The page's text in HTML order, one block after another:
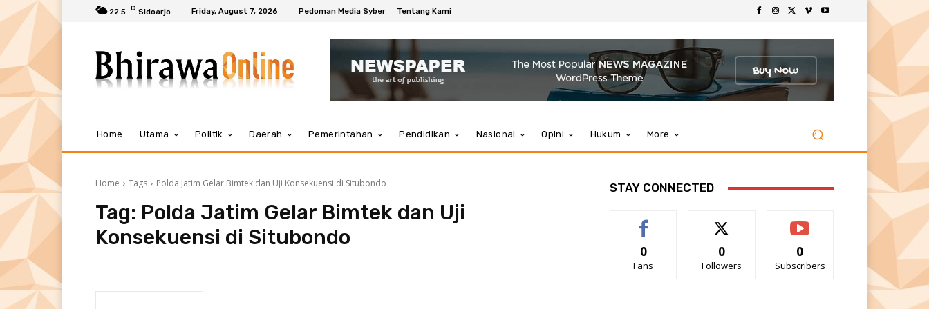
22.5 C Sidoarjo Friday, August 7, 2026 Pedoman Media Syber Tentang Kami
Home Utama Politik Daerah Pemerintahan Pendidikan Nasional Opini Hukum More
Home Tags Polda Jatim Gelar Bimtek dan Uji Konsekuensi di Situbondo
Tag: Polda Jatim Gelar Bimtek dan Uji
Konsekuensi di Situbondo
STAY CONNECTED
0
Fans
0
Followers
0
Subscribers